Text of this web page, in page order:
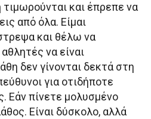
και έπρεπε να
από όλα. Είμαι
και θέλω να
να είναι
δεν γίνονται δεκτά στη
για οτιδήποτε
Εάν πίνετε μολυσμένο
Είναι δύσκολο, αλλά